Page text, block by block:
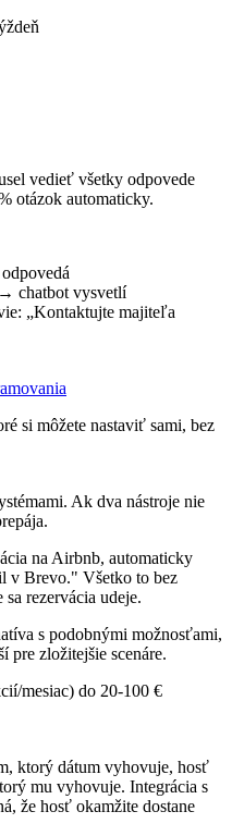
vedieť všetky odpovede
otázok automaticky.
chatbot vysvetlí
„Kontaktujte majiteľa
si môžete nastaviť sami, bez
Ak dva nástroje nie
na Airbnb, automaticky
v Brevo." Všetko to bez
rezervácia udeje.
s podobnými možnosťami,
pre zložitejšie scenáre.
mesiac) do 20-100 €
ktorý dátum vyhovuje, hosť
mu vyhovuje. Integrácia s
že hosť okamžite dostane